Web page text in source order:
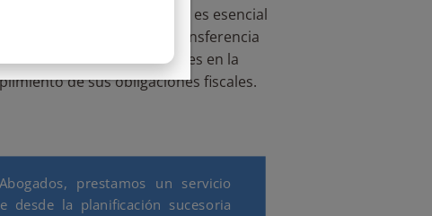
impuesto de sucesiones es esencial
fiscales y garantizar una transferencia
a nuestros clientes en la
de sus obligaciones fiscales.
prestamos un servicio
desde la planificación sucesoria